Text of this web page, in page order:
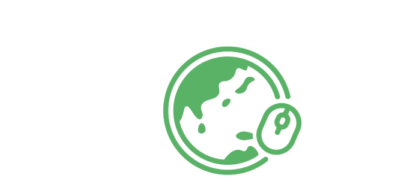
新生兒體重過輕的可能性高出40％，胎兒較小的可能性高出20％。即使是
足月出生的嬰兒，只要母親居住在靠近油氣井，也會比其他嬰兒平均輕了
1.3盎司（36克）。新生兒體重小於5磅（2267公克）或8盎司（226公